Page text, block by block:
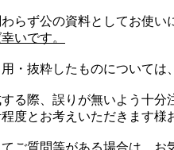
らず公の資料としてお使
いです。
・抜粋したものについて
る際、誤りが無いよう十
度とお考えいただきます様
ご質問等がある場合は、